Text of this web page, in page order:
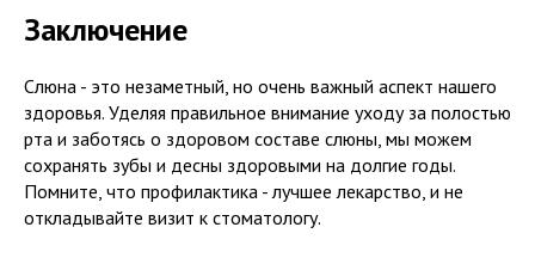
Заключение
Слюна - это незаметный, но очень важный аспект нашего
здоровья. Уделяя правильное внимание уходу за полостью
рта и заботясь о здоровом составе слюны, мы можем
сохранять зубы и десны здоровыми на долгие годы.
Помните, что профилактика - лучшее лекарство, и не
откладывайте визит к стоматологу.